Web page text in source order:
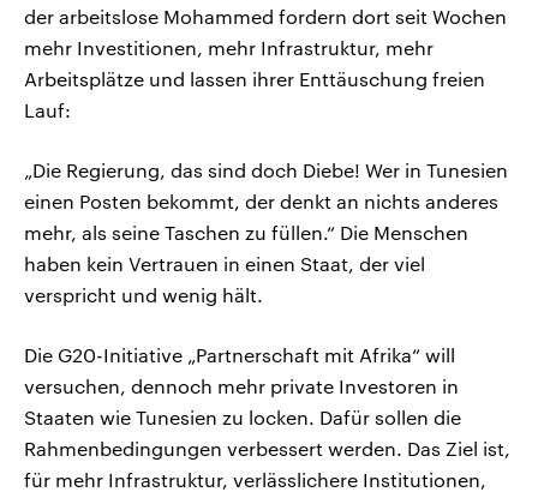
der arbeitslose Mohammed fordern dort seit Wochen
mehr Investitionen, mehr Infrastruktur, mehr
Arbeitsplätze und lassen ihrer Enttäuschung freien
Lauf:
„Die Regierung, das sind doch Diebe! Wer in Tunesien
einen Posten bekommt, der denkt an nichts anderes
mehr, als seine Taschen zu füllen.“ Die Menschen
haben kein Vertrauen in einen Staat, der viel
verspricht und wenig hält.
Die G20-Initiative „Partnerschaft mit Afrika“ will
versuchen, dennoch mehr private Investoren in
Staaten wie Tunesien zu locken. Dafür sollen die
Rahmenbedingungen verbessert werden. Das Ziel ist,
für mehr Infrastruktur, verlässlichere Institutionen,